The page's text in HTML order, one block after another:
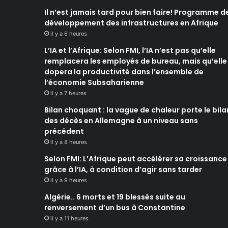
Il n’est jamais tard pour bien faire! Programme
développement des infrastructures en Afrique
il y a 6 heures
L’IA et l’Afrique: Selon FMI, l’IA n’est pas qu’elle
remplacera les employés de bureau, mais qu’elle
dopera la productivité dans l’ensemble de
l’économie Subsaharienne
il y a 7 heures
Bilan choquant : la vague de chaleur porte le
des décès en Allemagne à un niveau sans
précédent
il y a 8 heures
Selon FMI: L’Afrique peut accélérer sa croissance
grâce à l’IA, à condition d’agir sans tarder
il y a 9 heures
Algérie.. 6 morts et 19 blessés suite au
renversement d’un bus à Constantine
il y a 11 heures